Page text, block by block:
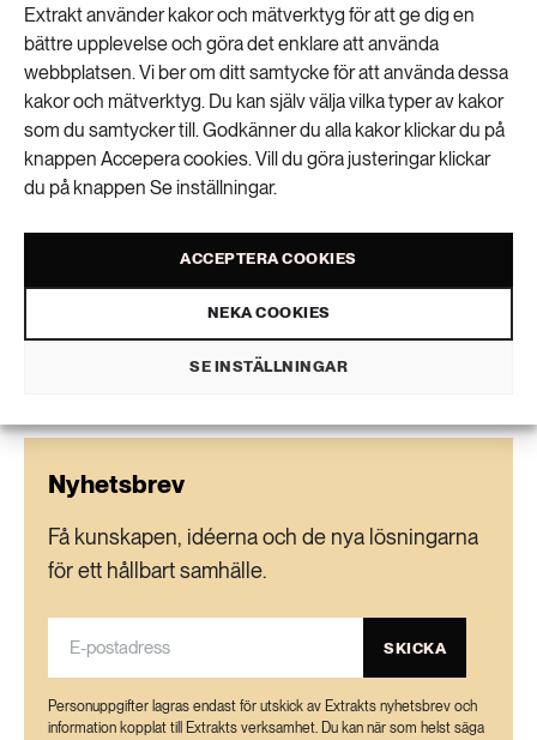
Extrakt använder kakor och mätverktyg för att ge dig en
bättre upplevelse och göra det enklare att använda
webbplatsen. Vi ber om ditt samtycke för att använda dessa
kakor och mätverktyg. Du kan själv välja vilka typer av kakor
som du samtycker till. Godkänner du alla kakor klickar du på
knappen Accepera cookies. Vill du göra justeringar klickar
du på knappen Se inställningar.
ACCEPTERA COOKIES
NEKA COOKIES
SE INSTÄLLNINGAR
Den vetenskapliga artikelnA global-scale framework
for hydropower development incorporating strict
environmental constraintsär publicerad i Nature
water.
Nyhetsbrev
Få kunskapen, idéerna och de nya lösningarna
för ett hållbart samhälle.
SKICKA
Personuppgifter lagras endast för utskick av Extrakts nyhetsbrev och
information kopplat till Extrakts verksamhet. Du kan när som helst säga